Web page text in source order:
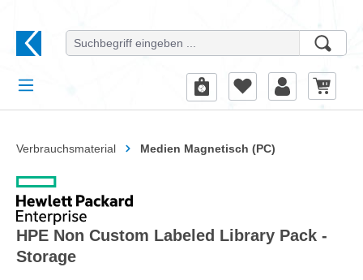
Verbrauchsmaterial Medien Magnetisch (PC)
HPE Non Custom Labeled Library Pack -
Storage